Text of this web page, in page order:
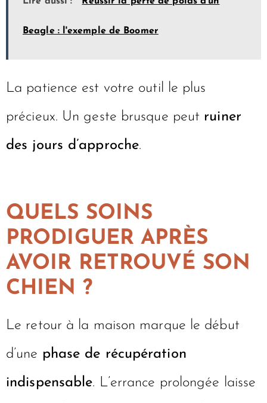
Beagle : l'exemple de Boomer
La patience est votre outil le plus
précieux. Un geste brusque peut ruiner
des jours d’approche.
QUELS SOINS
PRODIGUER APRÈS
AVOIR RETROUVÉ SON
CHIEN ?
Le retour à la maison marque le début
d’une phase de récupération
indispensable. L’errance prolongée laisse